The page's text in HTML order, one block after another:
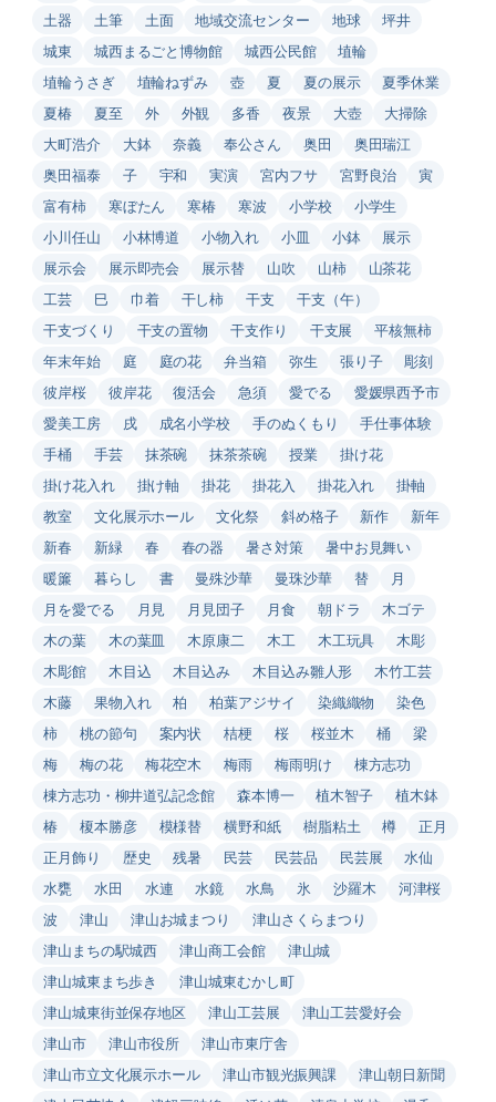
土器
土筆 土面 地域交流センター 地球
坪井
城東
城西まるごと博物館 城西公民館
埴輪
埴輪うさぎ
埴輪ねずみ 壺 夏 夏の展示
夏季休業
夏椿
夏至 外 外観 多香 夜景 大壺
大掃除
大町浩介
大鉢 奈義 奉公さん 奥田
奥田瑞江
奥田福泰
子 宇和 実演 宮内フサ 宮野良治
寅
富有柿
寒ぼたん 寒椿 寒波 小学校
小学生
小川任山
小林博道 小物入れ 小皿 小鉢
展示
展示会
展示即売会 展示替 山吹 山柿
山茶花
工芸
巳 巾着 干し柿 干支
干支（午）
干支づくり
干支の置物 干支作り 干支展
平核無柿
年末年始
庭 庭の花 弁当箱 弥生 張り子
彫刻
彼岸桜
彼岸花 復活会 急須 愛でる
愛媛県西予市
愛美工房
戌 成名小学校 手のぬくもり
手仕事体験
手桶
手芸 抹茶碗 抹茶茶碗 授業
掛け花
掛け花入れ
掛け軸 掛花 掛花入 掛花入れ
掛軸
教室
文化展示ホール 文化祭 斜め格子 新作
新年
新春
新緑 春 春の器 暑さ対策
暑中お見舞い
暖簾
暮らし 書 曼殊沙華 曼珠沙華 替
月
月を愛でる
月見 月見団子 月食 朝ドラ
木ゴテ
木の葉
木の葉皿 木原康二 木工 木工玩具
木彫
木彫館
木目込 木目込み 木目込み雛人形
木竹工芸
木藤
果物入れ 柏 柏葉アジサイ 染織織物
染色
柿
桃の節句 案内状 桔梗 桜 桜並木 桶
梁
梅
梅の花 梅花空木 梅雨 梅雨明け
棟方志功
棟方志功・柳井道弘記念館
森本博一 植木智子
植木鉢
椿
榎本勝彦 模様替 横野和紙 樹脂粘土 樽
正月
正月飾り
歴史 残暑 民芸 民芸品 民芸展
水仙
水甕
水田 水連 水鏡 水鳥 氷 沙羅木
河津桜
波
津山 津山お城まつり
津山さくらまつり
津山まちの駅城西
津山商工会館
津山城
津山城東まち歩き
津山城東むかし町
津山城東街並保存地区
津山工芸展
津山工芸愛好会
津山市
津山市役所
津山市東庁舎
津山市立文化展示ホール
津山市観光振興課
津山朝日新聞